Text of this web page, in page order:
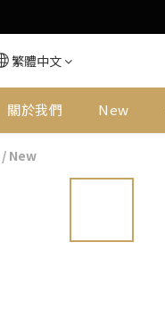
繁體中文
關於我們 New
/ New